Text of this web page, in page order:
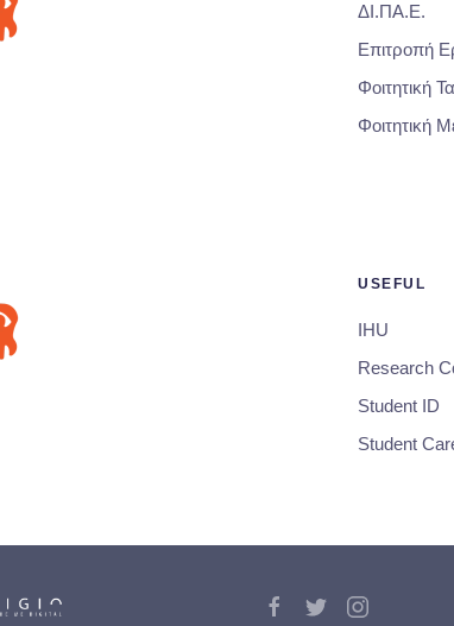
ΔΙ.ΠΑ.Ε.
Επιτροπή
Φοιτητική
Φοιτητική
USEFUL
IHU
Research
Student ID
Student